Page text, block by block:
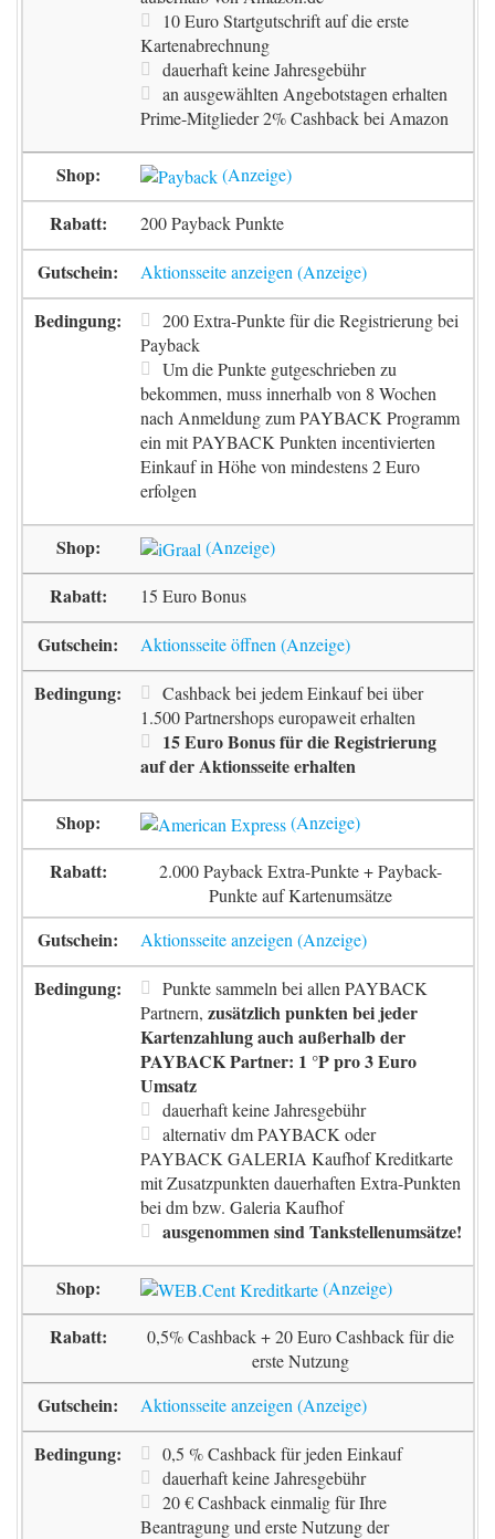
10 Euro Startgutschrift auf die erste
Kartenabrechnung
dauerhaft keine Jahresgebühr
an ausgewählten Angebotstagen erhalten
Prime-Mitglieder 2% Cashback bei Amazon
200 Payback Punkte
Aktionsseite anzeigen
200 Extra-Punkte für die Registrierung bei
Payback
Um die Punkte gutgeschrieben zu
bekommen, muss innerhalb von 8 Wochen
nach Anmeldung zum PAYBACK Programm
ein mit PAYBACK Punkten incentivierten
Einkauf in Höhe von mindestens 2 Euro
erfolgen
15 Euro Bonus
Aktionsseite öffnen
Cashback bei jedem Einkauf bei über
1.500 Partnershops europaweit erhalten
15 Euro Bonus für die Registrierung
auf der Aktionsseite erhalten
2.000 Payback Extra-Punkte + Payback-
Punkte auf Kartenumsätze
Aktionsseite anzeigen
Punkte sammeln bei allen PAYBACK
Partnern, zusätzlich punkten bei jeder
Kartenzahlung auch außerhalb der
PAYBACK Partner: 1 °P pro 3 Euro
Umsatz
dauerhaft keine Jahresgebühr
alternativ dm PAYBACK oder
PAYBACK GALERIA Kaufhof Kreditkarte
mit Zusatzpunkten dauerhaften Extra-Punkten
bei dm bzw. Galeria Kaufhof
ausgenommen sind Tankstellenumsätze!
0,5% Cashback + 20 Euro Cashback für die
erste Nutzung
Aktionsseite anzeigen
0,5 % Cashback für jeden Einkauf
dauerhaft keine Jahresgebühr
20 € Cashback einmalig für Ihre
Beantragung und erste Nutzung der